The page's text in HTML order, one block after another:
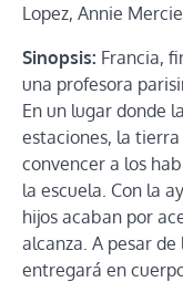
Lopez, Annie
Sinopsis: Francia,
una profesora
En un lugar donde
estaciones, la
convencer a los
la escuela. Con la
hijos acaban por
alcanza. A pesar
entregará en